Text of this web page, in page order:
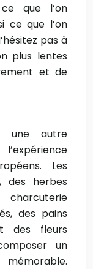
que l’on
ce que l’on
pas à
plus lentes
et de
une autre
Les
des herbes
des pains
des fleurs
un